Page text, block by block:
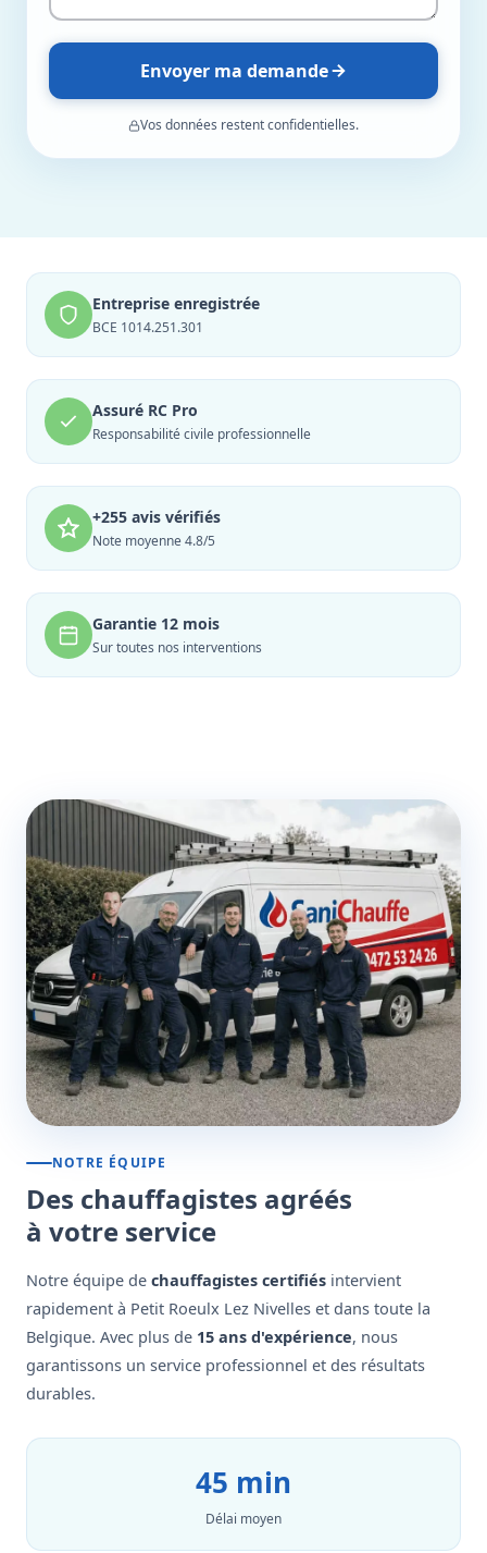
Envoyer ma demande
Vos données restent confidentielles.
Entreprise enregistrée
BCE 1014.251.301
Assuré RC Pro
Responsabilité civile professionnelle
+255 avis vérifiés
Note moyenne 4.8/5
Garantie 12 mois
Sur toutes nos interventions
NOTRE ÉQUIPE
Des chauffagistes agréés
à votre service
Notre équipe de chauffagistes certifiés intervient
rapidement à Petit Roeulx Lez Nivelles et dans toute la
Belgique. Avec plus de 15 ans d'expérience, nous
garantissons un service professionnel et des résultats
durables.
45 min
Délai moyen